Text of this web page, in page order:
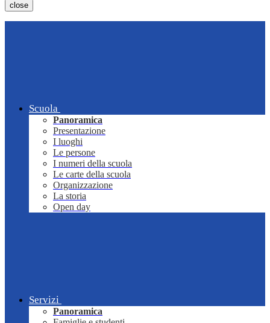
close
Scuola
Panoramica
Presentazione
I luoghi
Le persone
I numeri della scuola
Le carte della scuola
Organizzazione
La storia
Open day
Servizi
Panoramica